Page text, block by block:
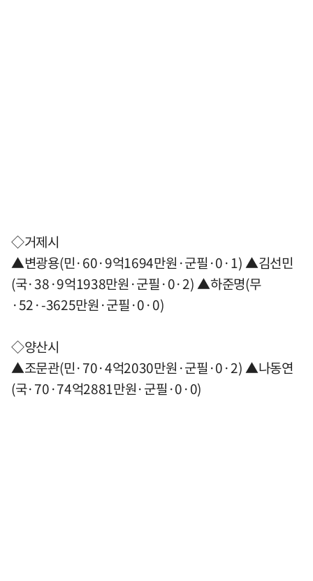
◇거제시
▲변광용(민·60·9억1694만원·군필·0·1) ▲김선민
(국·38·9억1938만원·군필·0·2) ▲하준명(무
·52·-3625만원·군필·0·0)
◇양산시
▲조문관(민·70·4억2030만원·군필·0·2) ▲나동연
(국·70·74억2881만원·군필·0·0)